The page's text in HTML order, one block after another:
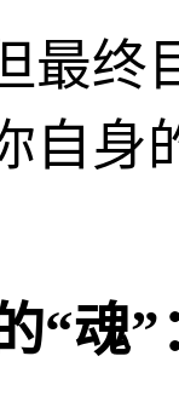
最终
自身
“魂”